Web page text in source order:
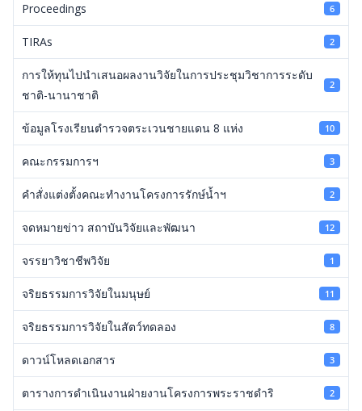
Proceedings 6
TIRAs 2
การให้ทุนไปนำเสนอผลงานวิจัยในการประชุมวิชาการระดับ
ชาติ-นานาชาติ
2
ข้อมูลโรงเรียนตำรวจตระเวนชายแดน 8 แห่ง 10
คณะกรรมการฯ 3
คำสั่งแต่งตั้งคณะทำงานโครงการรักษ์น้ำฯ 2
จดหมายข่าว สถาบันวิจัยและพัฒนา 12
จรรยาวิชาชีพวิจัย 1
จริยธรรมการวิจัยในมนุษย์ 11
จริยธรรมการวิจัยในสัตว์ทดลอง 8
ดาวน์โหลดเอกสาร 3
ตารางการดำเนินงานฝ่ายงานโครงการพระราชดำริ 2